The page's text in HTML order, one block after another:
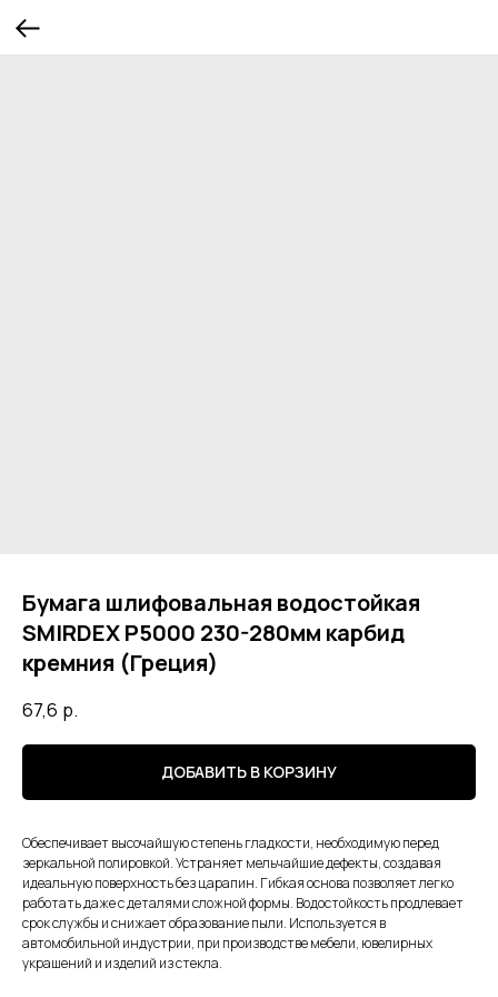
Бумага шлифовальная водостойкая
SMIRDEX Р5000 230-280мм карбид
кремния (Греция)
67,6 р.
ДОБАВИТЬ В КОРЗИНУ
Обеспечивает высочайшую степень гладкости, необходимую перед
зеркальной полировкой. Устраняет мельчайшие дефекты, создавая
идеальную поверхность без царапин. Гибкая основа позволяет легко
работать даже с деталями сложной формы. Водостойкость продлевает
срок службы и снижает образование пыли. Используется в
автомобильной индустрии, при производстве мебели, ювелирных
украшений и изделий из стекла.